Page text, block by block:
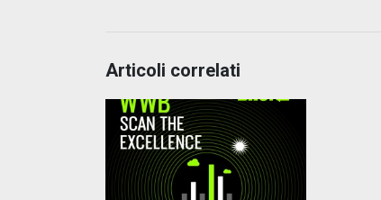
Articoli correlati